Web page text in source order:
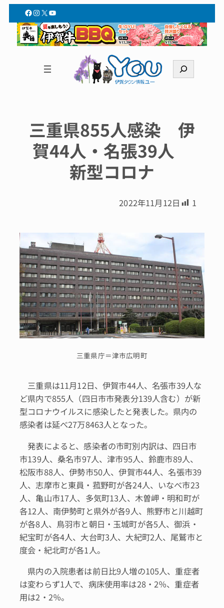
Facebook
Instagram
X YouTube
索
三重県855人感染 伊
賀44人・名張39人
新型コロナ
2022年11月12日 1
三重県庁＝津市広明町
三重県は11月12日、伊賀市44人、名張市39人な
ど県内で855人（四日市市発表分139人含む）が新
型コロナウイルスに感染したと発表した。県内の
感染者は延べ27万8463人となった。
発表によると、感染者の市町別内訳は、四日市
市139人、桑名市97人、津市95人、鈴鹿市89人、
松阪市88人、伊勢市50人、伊賀市44人、名張市39
人、志摩市と東員・菰野町が各24人、いなべ市23
人、亀山市17人、多気町13人、木曽岬・明和町が
各12人、南伊勢町と県外が各9人、熊野市と川越町
が各8人、鳥羽市と朝日・玉城町が各5人、御浜・
紀宝町が各4人、大台町3人、大紀町2人、尾鷲市と
度会・紀北町が各1人。
県内の入院患者は前日比9人増の105人、重症者
は変わらず1人で、病床使用率は28・2％、重症者
用は2・2％。